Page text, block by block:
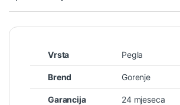
Vrsta Pegla
Brend Gorenje
Garancija 24 mjeseca